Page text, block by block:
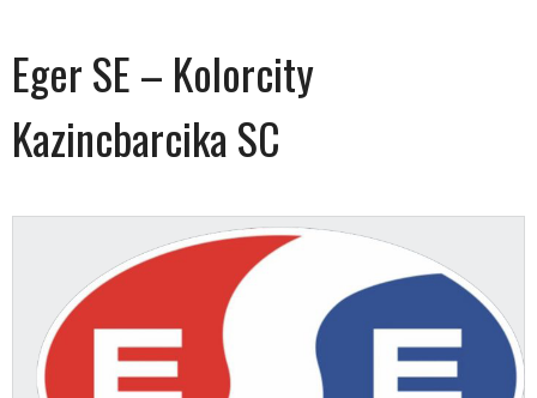
Eger SE – Kolorcity
Kazincbarcika SC